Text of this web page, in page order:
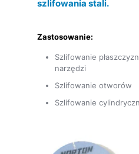
szlifowania stali.
Zastosowanie:
Szlifowanie
narzędzi
Szlifowanie otworów
Szlifowanie